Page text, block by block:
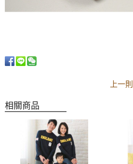
上一則
相關商品